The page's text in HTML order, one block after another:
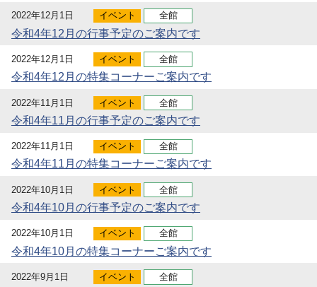
2022年12月1日 イベント 全館
令和4年12月の行事予定のご案内です
2022年12月1日 イベント 全館
令和4年12月の特集コーナーご案内です
2022年11月1日 イベント 全館
令和4年11月の行事予定のご案内です
2022年11月1日 イベント 全館
令和4年11月の特集コーナーご案内です
2022年10月1日 イベント 全館
令和4年10月の行事予定のご案内です
2022年10月1日 イベント 全館
令和4年10月の特集コーナーご案内です
2022年9月1日 イベント 全館